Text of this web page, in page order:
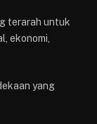
terarah untuk
ekonomi,
yang